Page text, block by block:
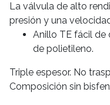
La válvula de alto
presión y una
Anillo TE fácil de
de polietileno.
Triple espesor. No
Composición sin